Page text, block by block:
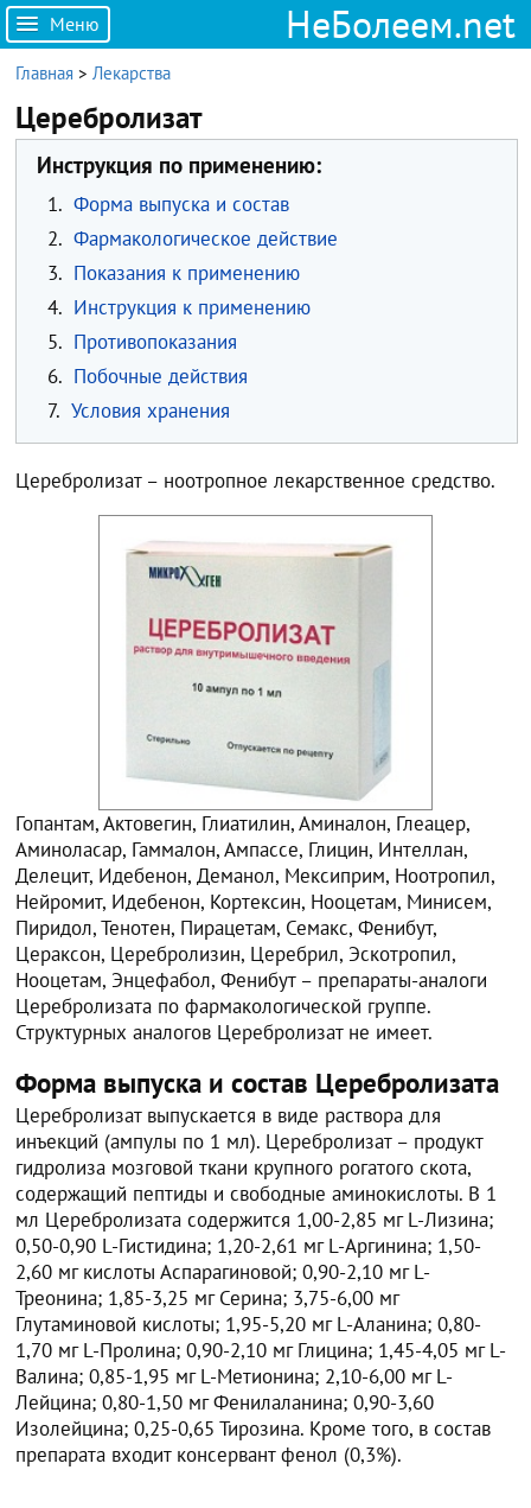
Меню НеБолеем.net
Главная >Лекарства
Церебролизат
Инструкция по применению:
1. Форма выпуска и состав
2. Фармакологическое действие
3. Показания к применению
4. Инструкция к применению
5. Противопоказания
6. Побочные действия
7. Условия хранения
Церебролизат – ноотропное лекарственное средство.
Гопантам, Актовегин, Глиатилин, Аминалон, Глеацер,
Аминоласар, Гаммалон, Ампассе, Глицин, Интеллан,
Делецит, Идебенон, Деманол, Мексиприм, Ноотропил,
Нейромит, Идебенон, Кортексин, Нооцетам, Минисем,
Пиридол, Тенотен, Пирацетам, Семакс, Фенибут,
Цераксон, Церебролизин, Церебрил, Эскотропил,
Нооцетам, Энцефабол, Фенибут – препараты-аналоги
Церебролизата по фармакологической группе.
Структурных аналогов Церебролизат не имеет.
Форма выпуска и состав Церебролизата
Церебролизат выпускается в виде раствора для
инъекций (ампулы по 1 мл). Церебролизат – продукт
гидролиза мозговой ткани крупного рогатого скота,
содержащий пептиды и свободные аминокислоты. В 1
мл Церебролизата содержится 1,00-2,85 мг L-Лизина;
0,50-0,90 L-Гистидина; 1,20-2,61 мг L-Аргинина; 1,50-
2,60 мг кислоты Аспарагиновой; 0,90-2,10 мг L-
Треонина; 1,85-3,25 мг Серина; 3,75-6,00 мг
Глутаминовой кислоты; 1,95-5,20 мг L-Аланина; 0,80-
1,70 мг L-Пролина; 0,90-2,10 мг Глицина; 1,45-4,05 мг L-
Валина; 0,85-1,95 мг L-Метионина; 2,10-6,00 мг L-
Лейцина; 0,80-1,50 мг Фенилаланина; 0,90-3,60
Изолейцина; 0,25-0,65 Тирозина. Кроме того, в состав
препарата входит консервант фенол (0,3%).